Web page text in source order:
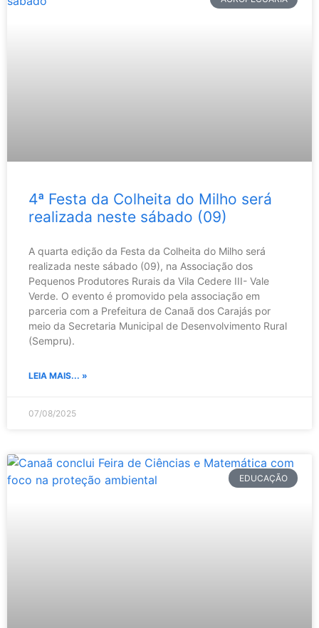
4ª Festa da Colheita do Milho será
realizada neste sábado (09)
A quarta edição da Festa da Colheita do Milho será
realizada neste sábado (09), na Associação dos
Pequenos Produtores Rurais da Vila Cedere III- Vale
Verde. O evento é promovido pela associação em
parceria com a Prefeitura de Canaã dos Carajás por
meio da Secretaria Municipal de Desenvolvimento Rural
(Sempru).
LEIA MAIS... »
07/08/2025
EDUCAÇÃO